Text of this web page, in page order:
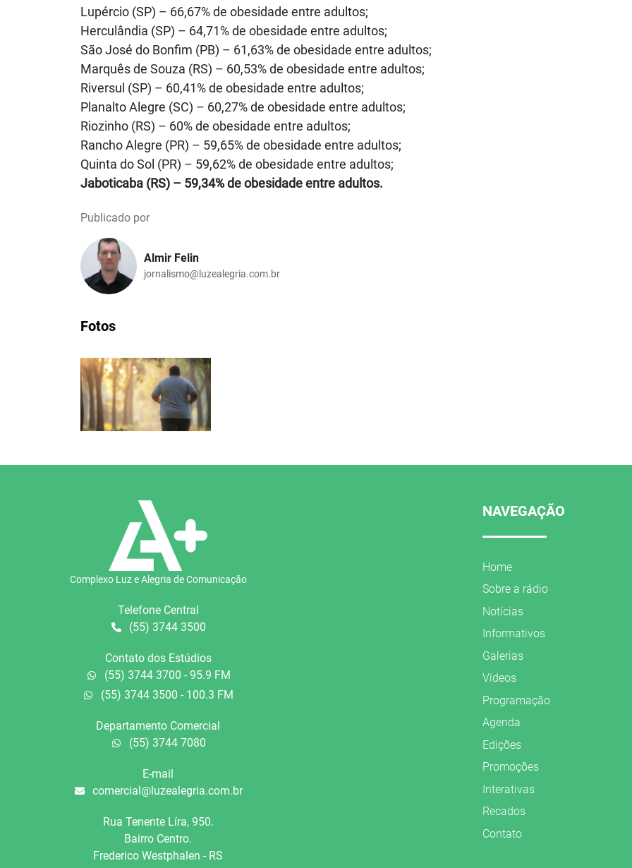
Lupércio (SP) – 66,67% de obesidade entre adultos;
Herculândia (SP) – 64,71% de obesidade entre adultos;
São José do Bonfim (PB) – 61,63% de obesidade entre adultos;
Marquês de Souza (RS) – 60,53% de obesidade entre adultos;
Riversul (SP) – 60,41% de obesidade entre adultos;
Planalto Alegre (SC) – 60,27% de obesidade entre adultos;
Riozinho (RS) – 60% de obesidade entre adultos;
Rancho Alegre (PR) – 59,65% de obesidade entre adultos;
Quinta do Sol (PR) – 59,62% de obesidade entre adultos;
Jaboticaba (RS) – 59,34% de obesidade entre adultos.
Publicado por
Almir Felin
jornalismo@luzealegria.com.br
Fotos
Complexo Luz e Alegria de Comunicação
Telefone Central
(55) 3744 3500
Contato dos Estúdios
(55) 3744 3700 - 95.9 FM
(55) 3744 3500 - 100.3 FM
Departamento Comercial
(55) 3744 7080
E-mail
comercial@luzealegria.com.br
Rua Tenente Líra, 950.
Bairro Centro.
Frederico Westphalen - RS
NAVEGAÇÃO
Home
Sobre a rádio
Notícias
Informativos
Galerias
Vídeos
Programação
Agenda
Edições
Promoções
Interativas
Recados
Contato